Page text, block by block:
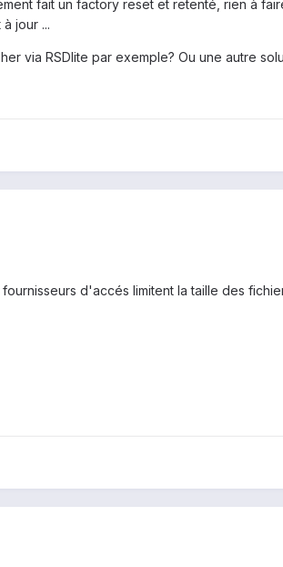
fait un factory reset et retenté, rien à
jour ...
via RSDlite par exemple? Ou une autre
d'accés limitent la taille des